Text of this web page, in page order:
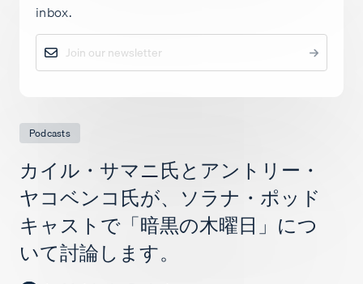
Insights
Policy
求人
Podcasts
カイル・サマニ氏とアントリー・
ヤコベンコ氏が、ソラナ・ポッド
キャストで「暗黒の木曜日」につ
いて討論します。
inbox.